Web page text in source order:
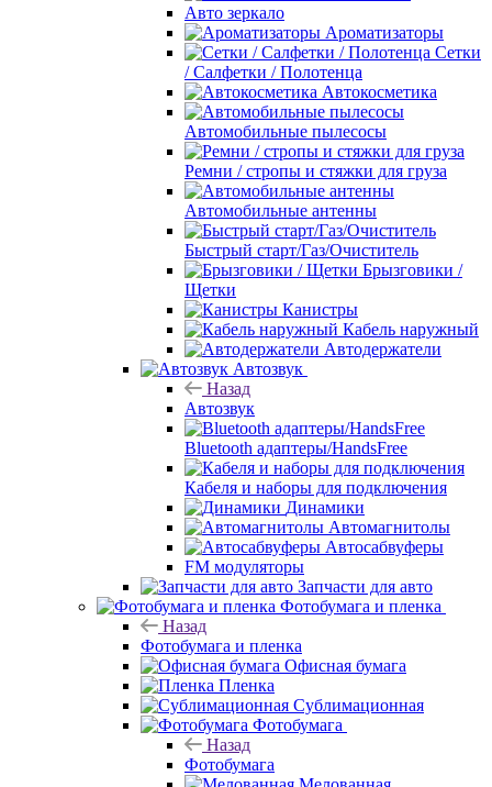
Авто зеркало
Ароматизаторы
Сетки
/ Салфетки / Полотенца
Автокосметика
Автомобильные пылесосы
Ремни / стропы и стяжки для груза
Автомобильные антенны
Быстрый старт/Газ/Очиститель
Брызговики /
Щетки
Канистры
Кабель наружный
Автодержатели
Автозвук
Назад
Автозвук
Bluetooth адаптеры/HandsFree
Кабеля и наборы для подключения
Динамики
Автомагнитолы
Автосабвуферы
FM модуляторы
Запчасти для авто
Фотобумага и пленка
Назад
Фотобумага и пленка
Офисная бумага
Пленка
Сублимационная
Фотобумага
Назад
Фотобумага